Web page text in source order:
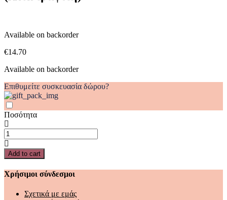
Available on backorder
€14.70
Available on backorder
Επιθυμείτε συσκευασία δώρου?
Ποσότητα
Προβλήματα
Μαθηματικών
Δ'Δημοτικού
(Λυκοτραφίτη)
quantity
Add to cart
Χρήσιμοι σύνδεσμοι
Σχετικά με εμάς